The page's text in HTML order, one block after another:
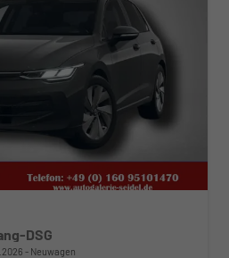
DSG
Neuwagen